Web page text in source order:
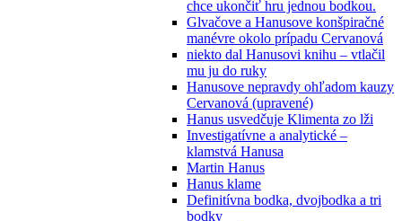
chce ukončiť hru jednou bodkou.
Glvačove a Hanusove konšpiračné
manévre okolo prípadu Cervanová
niekto dal Hanusovi knihu – vtlačil
mu ju do ruky
Hanusove nepravdy ohľadom kauzy
Cervanová (upravené)
Hanus usvedčuje Klimenta zo lži
Investigatívne a analytické –
klamstvá Hanusa
Martin Hanus
Hanus klame
Definitívna bodka, dvojbodka a tri
bodky